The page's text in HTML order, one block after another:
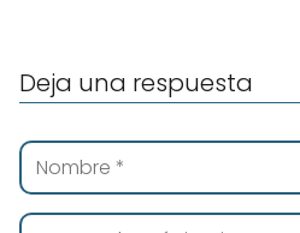
Deja una respuesta